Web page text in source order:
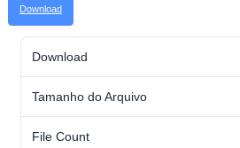
Download
Download
Tamanho do Arquivo
File Count